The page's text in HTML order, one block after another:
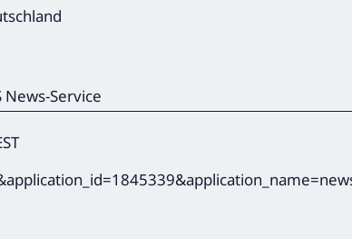
News-Service